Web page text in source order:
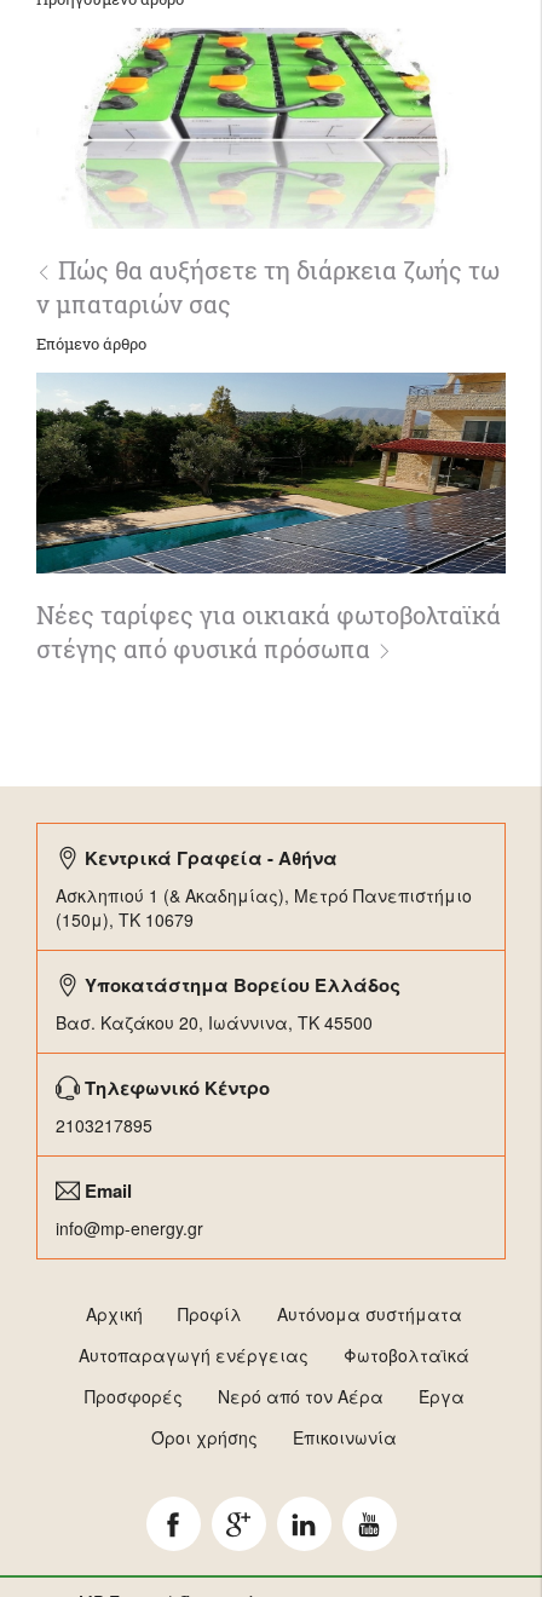
Πώς θα αυξήσετε τη διάρκεια ζωής τω
ν μπαταριών σας
Επόμενο άρθρο
Νέες ταρίφες για οικιακά φωτοβολταϊκά
στέγης από φυσικά πρόσωπα
Κεντρικά Γραφεία - Αθήνα
Ασκληπιού 1 (& Ακαδημίας), Μετρό Πανεπιστήμιο
(150μ), TK 10679
Υποκατάστημα Βορείου Ελλάδος
Βασ. Καζάκου 20, Ιωάννινα, ΤΚ 45500
Τηλεφωνικό Κέντρο
2103217895
Email
info@mp-energy.gr
Αρχική Προφίλ
Αυτόνομα συστήματα
Αυτοπαραγωγή ενέργειας
Φωτοβολταϊκά
Προσφορές
Νερό από τον Αέρα
Έργα
Όροι χρήσης
Επικοινωνία